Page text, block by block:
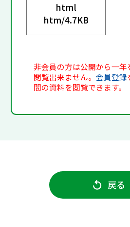
html
htm/4.7KB
非会員の方は公開から一年
閲覧出来ません。会員登録
間の資料を閲覧できます。
戻る